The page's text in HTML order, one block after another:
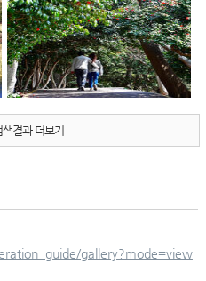
결과 더보기
gallery?mode=view